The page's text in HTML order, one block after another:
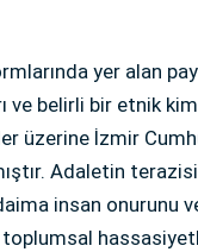
yer alan
ve belirli bir etnik
üzerine İzmir
Adaletin
insan onurunu